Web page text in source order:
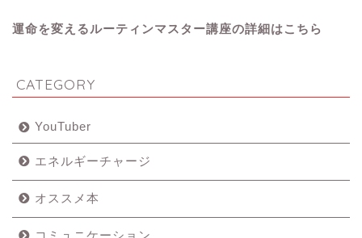
運命を変えるルーティンマスター講座の詳細はこちら
CATEGORY
YouTuber
エネルギーチャージ
オススメ本